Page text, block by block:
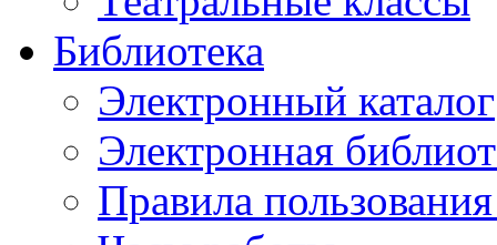
Библиотека
Электронный каталог
Электронная
Правила